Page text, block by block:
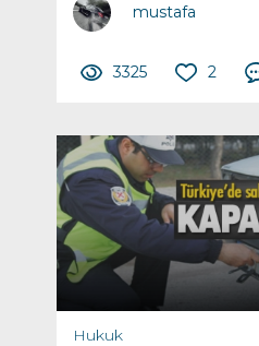
mustafa
3325 2
Hukuk